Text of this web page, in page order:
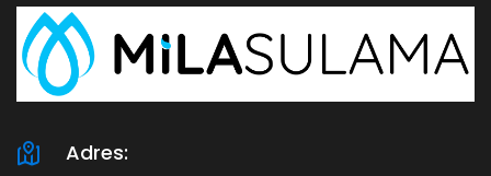
Adres: